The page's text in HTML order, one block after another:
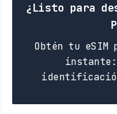
¿Listo para
Obtén tu eSIM